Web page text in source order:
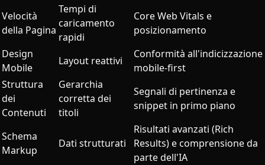
Velocità
della Pagina
Tempi di
caricamento
rapidi
Core Web Vitals e
posizionamento
Design
Mobile
Layout reattivi
Conformità all'indicizzazione
mobile-first
Struttura
dei
Contenuti
Gerarchia
corretta dei
titoli
Segnali di pertinenza e
snippet in primo piano
Schema
Markup
Dati strutturati
Risultati avanzati (Rich
Results) e comprensione da
parte dell'IA